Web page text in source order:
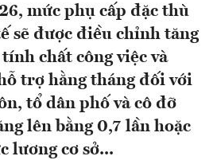
mức phụ cấp đặc thù
sẽ được điều chỉnh tăng
chất công việc và
trợ hằng tháng đối với
tổ dân phố và cô đỡ
lên bằng 0,7 lần hoặc
lương cơ sở...